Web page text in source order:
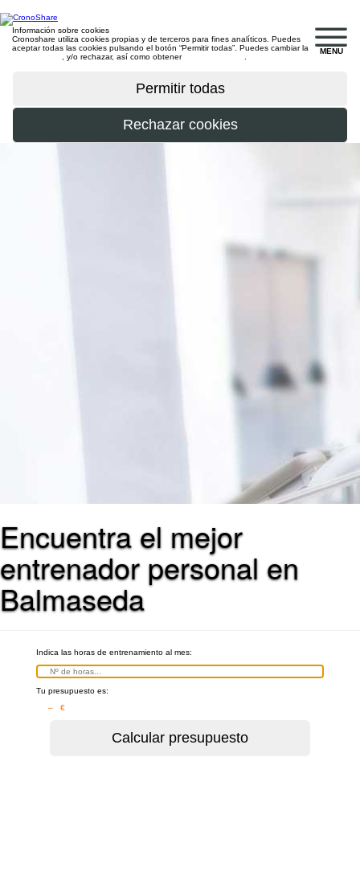
MENU
Información sobre cookies
Cronoshare utiliza cookies propias y de terceros para fines analíticos. Puedes
aceptar todas las cookies pulsando el botón “Permitir todas”. Puedes cambiar la
, y/o rechazar, así como obtener
Encuentra el mejor
entrenador personal en
Balmaseda
Indica las horas de entrenamiento al mes:
Tu presupuesto es:
– €